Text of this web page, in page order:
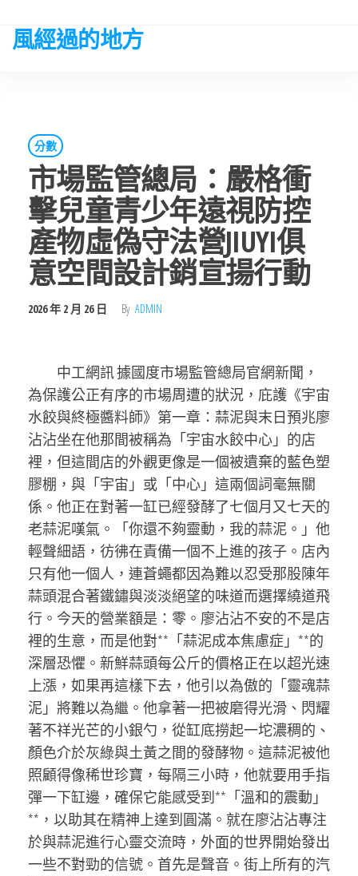
the
風經過的地方
分數
市場監管總局：嚴格衝
擊兒童青少年遠視防控
產物虛偽守法營JIUYI俱
意空間設計銷宣揚行動
2026 年 2 月 26 日 By ADMIN
中工網訊 據國度市場監管總局官網新聞，
為保護公正有序的市場周遭的狀況，庇護《宇宙
水餃與終極醬料師》第一章：蒜泥與末日預兆廖
沾沾坐在他那間被稱為「宇宙水餃中心」的店
裡，但這間店的外觀更像是一個被遺棄的藍色塑
膠棚，與「宇宙」或「中心」這兩個詞毫無關
係。他正在對著一缸已經發酵了七個月又七天的
老蒜泥嘆氣。「你還不夠靈動，我的蒜泥。」他
輕聲細語，彷彿在責備一個不上進的孩子。店內
只有他一個人，連蒼蠅都因為難以忍受那股陳年
蒜頭混合著鐵鏽與淡淡絕望的味道而選擇繞道飛
行。今天的營業額是：零。廖沾沾不安的不是店
裡的生意，而是他對**「蒜泥成本焦慮症」**的
深層恐懼。新鮮蒜頭每公斤的價格正在以超光速
上漲，如果再這樣下去，他引以為傲的「靈魂蒜
泥」將難以為繼。他拿著一把被磨得光滑、閃耀
著不祥光芒的小銀勺，從缸底撈起一坨濃稠的、
顏色介於灰綠與土黃之間的發酵物。這蒜泥被他
照顧得像稀世珍寶，每隔三小時，他就要用手指
彈一下缸邊，確保它能感受到**「溫和的震動」
**，以助其在精神上達到圓滿。就在廖沾沾專注
於與蒜泥進行心靈交流時，外面的世界開始發出
一些不對勁的信號。首先是聲音。街上所有的汽